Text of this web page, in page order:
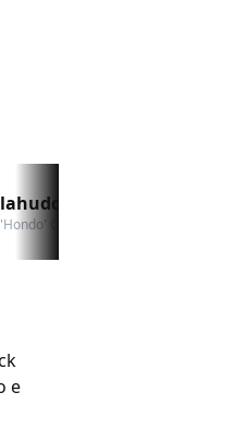
Coleman
e